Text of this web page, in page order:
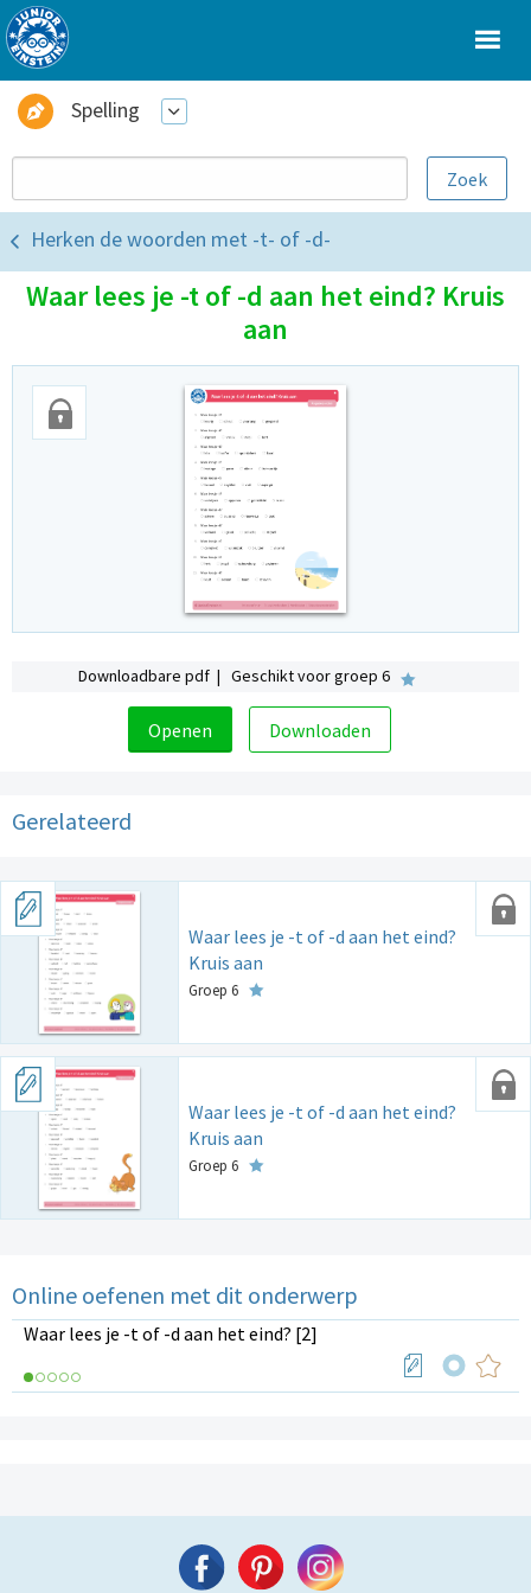
Spelling
Herken de woorden met -t- of -d-
Waar lees je -t of -d aan het eind? Kruis
aan
Downloadbare pdf | Geschikt voor groep 6
Openen Downloaden
Gerelateerd
Waar lees je -t of -d aan het eind?
Kruis aan
Groep 6
Waar lees je -t of -d aan het eind?
Kruis aan
Groep 6
Online oefenen met dit onderwerp
Waar lees je -t of -d aan het eind? [2]